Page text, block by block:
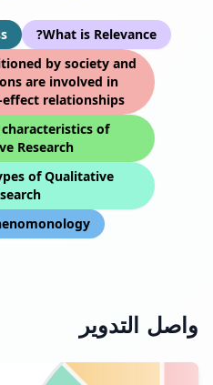
What is Relevance?
by society and
are involved in
relationships
of
Research
of Qualitative
واصل التدوير